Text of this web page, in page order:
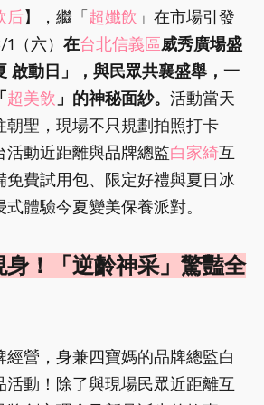
后】，繼「超孅飲 」在市場引發
（六） 在台北信義區威秀廣場盛
啟動日」，與民眾共襄盛舉，一
超美飲 」的神秘面紗。 活動當天
朝聖，現場不只規劃拍照打卡
活動近距離與品牌總監白家綺互
免費試用包、限定好禮與夏日冰
體驗今夏變美保養派對。
身！「逆齡神采」驚豔全
經營，身兼四寶媽的品牌總監白
活動！除了與現場民眾近距離互